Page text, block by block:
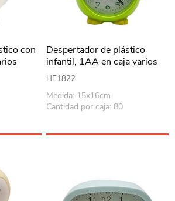
con
Despertador de plástico
infantil, 1AA en caja varios
colores
HE1822
Medida: 15x16cm
Cantidad por caja: 80